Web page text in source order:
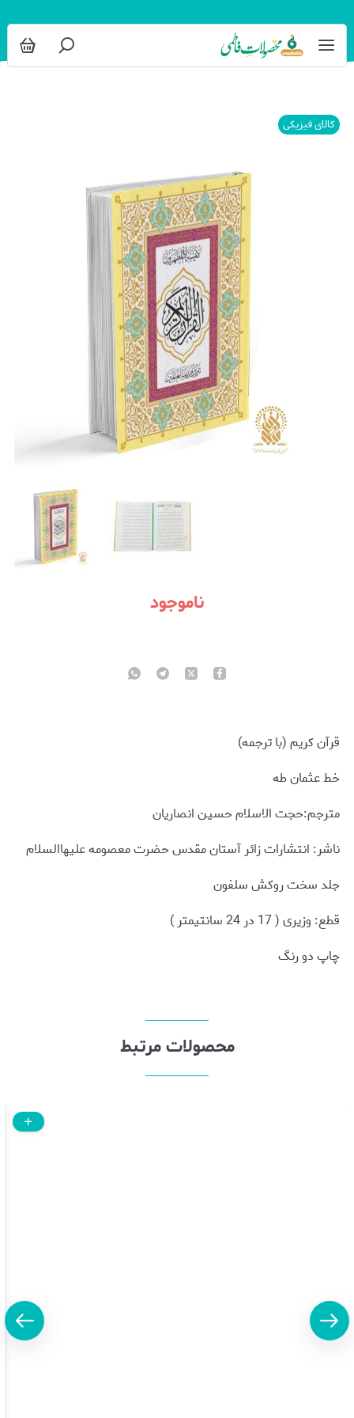
کالای فیزیکی
ناموجود
قرآن کریم (با ترجمه)
خط عثمان طه
مترجم:حجت الاسلام حسین انصاریان
ناشر: انتشارات زائر آستان مقدس حضرت معصومه علیهاالسلام
جلد سخت روکش سلفون
قطع: وزیری ( 17 در 24 سانتیمتر )
چاپ دو رنگ
محصولات مرتبط